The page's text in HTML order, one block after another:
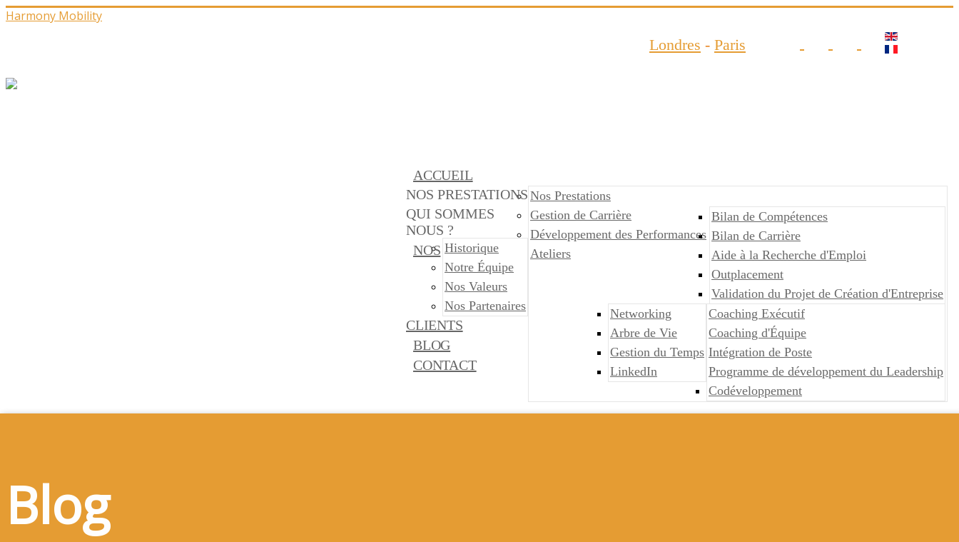
Harmony Mobility
Londres - Paris
ACCUEIL
NOS PRESTATIONS Nos Prestations
Gestion de Carrière
Bilan de Compétences
Bilan de Carrière
Aide à la Recherche d'Emploi
Outplacement
Validation du Projet de Création d'Entreprise
Développement des Performances
Coaching Exécutif
Coaching d'Équipe
Intégration de Poste
Programme de développement du Leadership
Codéveloppement
Ateliers
Networking
Arbre de Vie
Gestion du Temps
LinkedIn
QUI SOMMES
NOUS ?
Historique
Notre Équipe
Nos Valeurs
Nos Partenaires
NOS
CLIENTS
BLOG
CONTACT
Blog